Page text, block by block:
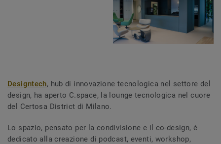
Designtech, hub di innovazione tecnologica nel settore del
design, ha aperto C.space, la lounge tecnologica nel cuore
del Certosa District di Milano.
Lo spazio, pensato per la condivisione e il co-design, è
dedicato alla creazione di podcast, eventi, workshop,